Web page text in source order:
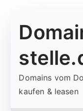
Inhalt
Domains vom
kaufen & leasen